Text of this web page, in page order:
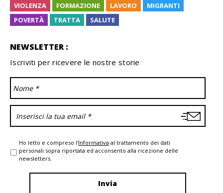
VIOLENZA FORMAZIONE LAVORO
MIGRANTI
POVERTÀ
TRATTA SALUTE
NEWSLETTER :
Iscriviti per ricevere le nostre storie
Ho letto e compreso l'Informativa al trattamento dei dati
personali sopra riportata ed acconsento alla ricezione delle
newsletters.